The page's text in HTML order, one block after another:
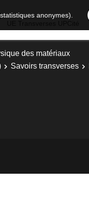
anonymes).
des matériaux
Savoirs transverses